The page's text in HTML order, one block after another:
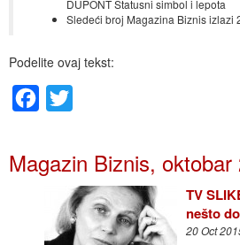
DUPONT Statusni simbol i lepota
Sledeći broj Magazina Biznis izlazi
Podelite ovaj tekst:
Facebook
Magazin Biznis,
TV
nešto
20 Oct